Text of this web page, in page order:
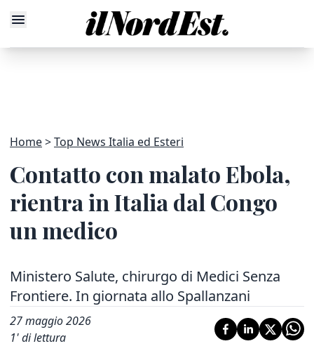
Home Top News Italia ed Esteri
Contatto con malato Ebola,
rientra in Italia dal Congo
un medico
Ministero Salute, chirurgo di Medici Senza
Frontiere. In giornata allo Spallanzani
27 maggio 2026
1' di lettura